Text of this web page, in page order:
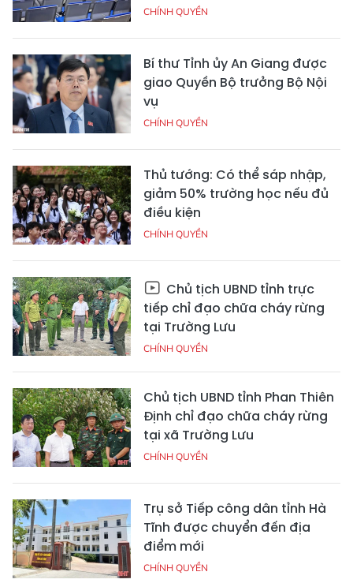
CHÍNH QUYỀN
Bí thư Tỉnh ủy An Giang được
giao Quyền Bộ trưởng Bộ Nội
vụ
CHÍNH QUYỀN
Thủ tướng: Có thể sáp nhập,
giảm 50% trường học nếu đủ
điều kiện
CHÍNH QUYỀN
Chủ tịch UBND tỉnh trực
tiếp chỉ đạo chữa cháy rừng
tại Trường Lưu
CHÍNH QUYỀN
Chủ tịch UBND tỉnh Phan Thiên
Định chỉ đạo chữa cháy rừng
tại xã Trường Lưu
CHÍNH QUYỀN
Trụ sở Tiếp công dân tỉnh Hà
Tĩnh được chuyển đến địa
điểm mới
CHÍNH QUYỀN